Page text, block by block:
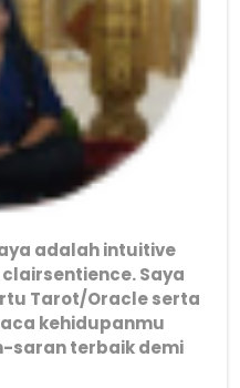
adalah intuitive
Saya
Tarot/Oracle serta
kehidupanmu
saran terbaik demi